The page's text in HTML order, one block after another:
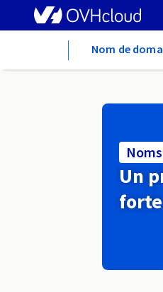
Nom de
Un
forte